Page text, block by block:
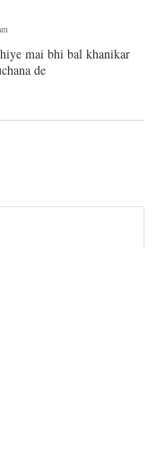
mai bhi bal khanikar
de